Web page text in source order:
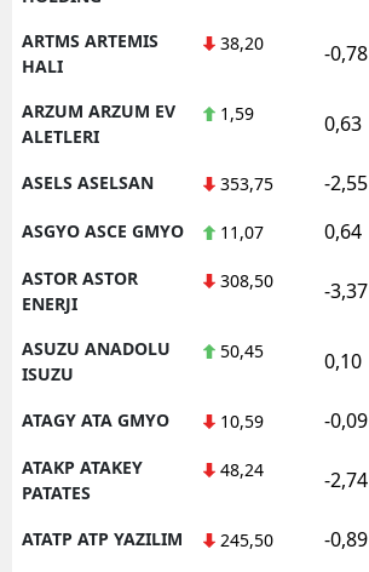
ARTMS ARTEMIS
HALI
38,20 -0,78
ARZUM ARZUM EV
ALETLERI
1,59 0,63
ASELS ASELSAN 353,75 -2,55
ASGYO ASCE GMYO 11,07 0,64
ASTOR ASTOR
ENERJI
308,50 -3,37
ASUZU ANADOLU
ISUZU
50,45 0,10
ATAGY ATA GMYO 10,59 -0,09
ATAKP ATAKEY
PATATES
48,24 -2,74
ATATP ATP YAZILIM 245,50 -0,89